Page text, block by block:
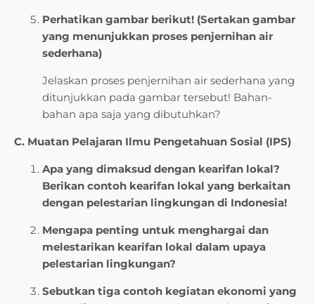
Perhatikan gambar berikut! (Sertakan gambar
yang menunjukkan proses penjernihan air
sederhana)
Jelaskan proses penjernihan air sederhana yang
ditunjukkan pada gambar tersebut! Bahan-
bahan apa saja yang dibutuhkan?
C. Muatan Pelajaran Ilmu Pengetahuan Sosial (IPS)
Apa yang dimaksud dengan kearifan lokal?
Berikan contoh kearifan lokal yang berkaitan
dengan pelestarian lingkungan di Indonesia!
Mengapa penting untuk menghargai dan
melestarikan kearifan lokal dalam upaya
pelestarian lingkungan?
Sebutkan tiga contoh kegiatan ekonomi yang